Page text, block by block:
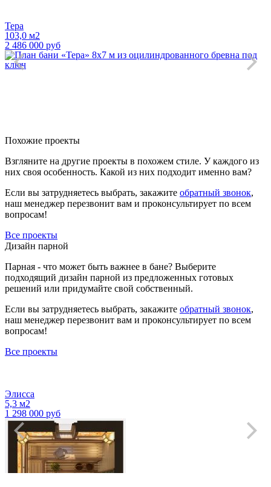
Тера
103,0 м2
2 486 000 руб
Похожие проекты
Взгляните на другие проекты в похожем стиле. У каждого из
них своя особенность. Какой из них подходит именно вам?
Если вы затрудняетесь выбрать, закажите обратный звонок,
наш менеджер перезвонит вам и проконсультирует по всем
вопросам!
Все проекты
Дизайн парной
Парная - что может быть важнее в бане? Выберите
подходящий дизайн парной из предложенных готовых
решений или придумайте свой собственный.
Если вы затрудняетесь выбрать, закажите обратный звонок,
наш менеджер перезвонит вам и проконсультирует по всем
вопросам!
Все проекты
Элисса
5,3 м2
1 298 000 руб